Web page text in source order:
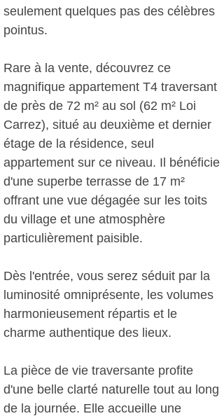
seulement quelques pas des célèbres
pointus.
Rare à la vente, découvrez ce
magnifique appartement T4 traversant
de près de 72 m² au sol (62 m² Loi
Carrez), situé au deuxième et dernier
étage de la résidence, seul
appartement sur ce niveau. Il bénéficie
d'une superbe terrasse de 17 m²
offrant une vue dégagée sur les toits
du village et une atmosphère
particulièrement paisible.
Dès l'entrée, vous serez séduit par la
luminosité omniprésente, les volumes
harmonieusement répartis et le
charme authentique des lieux.
La pièce de vie traversante profite
d'une belle clarté naturelle tout au long
de la journée. Elle accueille une